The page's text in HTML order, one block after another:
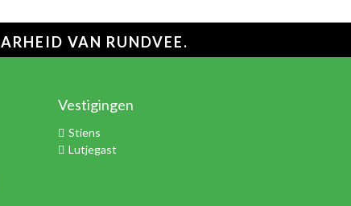
VAN RUNDVEE.
Vestigingen
Stiens
Lutjegast